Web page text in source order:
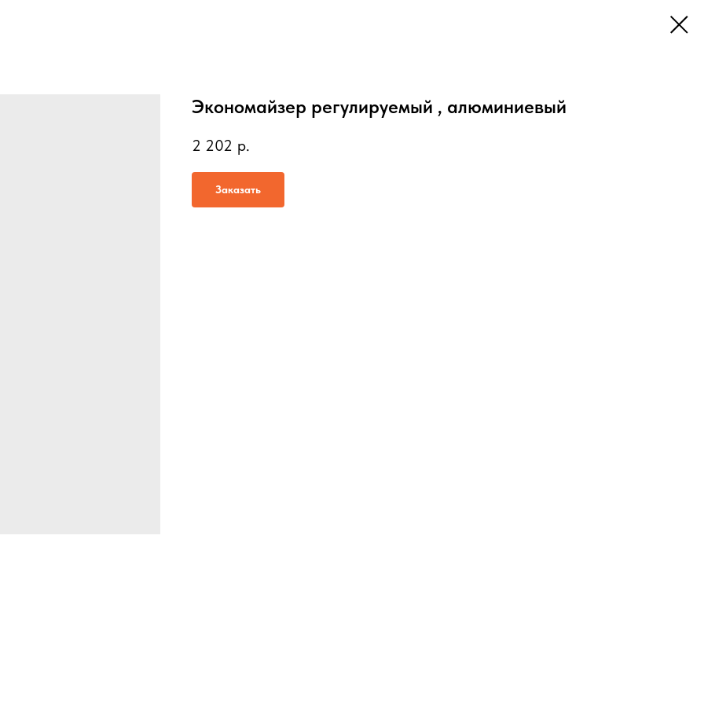
Экономайзер регулируемый , алюминиевый
2 202 р.
Заказать